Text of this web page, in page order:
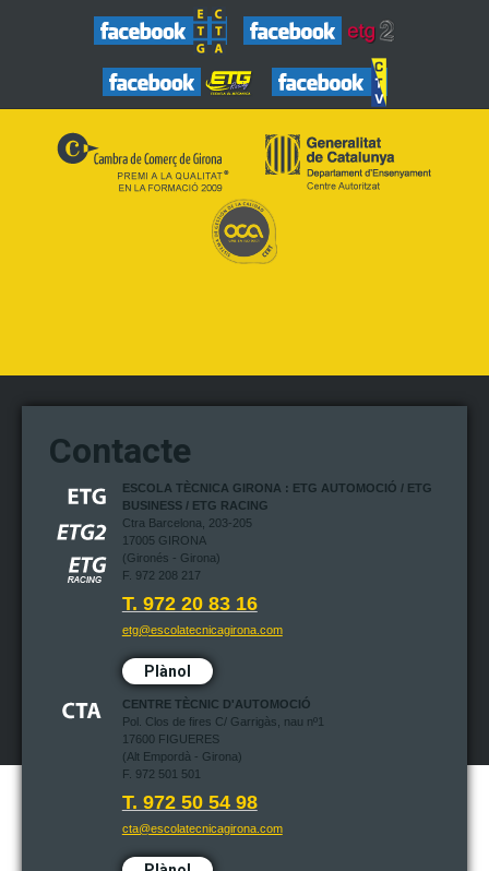
Contacte
ESCOLA TÈCNICA GIRONA : ETG AUTOMOCIÓ / ETG
BUSINESS / ETG RACING
Ctra Barcelona, 203-205
17005 GIRONA
(Gironés - Girona)
F. 972 208 217
T. 972 20 83 16
etg@escolatecnicagirona.com
Plànol
CENTRE TÈCNIC D'AUTOMOCIÓ
Pol. Clos de fires C/ Garrigàs, nau nº1
17600 FIGUERES
(Alt Empordà - Girona)
F. 972 501 501
T. 972 50 54 98
cta@escolatecnicagirona.com